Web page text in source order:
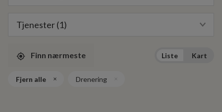
Tjenester (1)
Finn nærmeste Liste Kart
Fjern alle Drenering